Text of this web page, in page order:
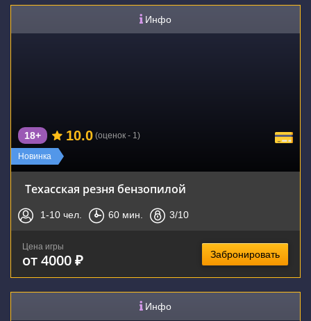
Инфо
Новинка
18+ 10.0 (оценок - 1)
Техасская резня бензопилой
1-10 чел. 60 мин. 3/10
Цена игры
от 4000 ₽ Забронировать
Инфо